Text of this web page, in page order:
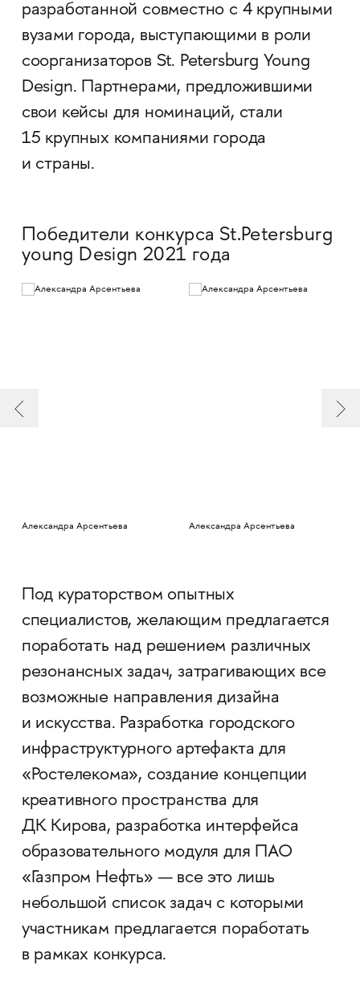
разработанной совместно с 4 крупными
вузами города, выступающими в роли
соорганизаторов St. Petersburg Young
Design. Партнерами, предложившими
свои кейсы для номинаций, стали
15 крупных компаниями города
и страны.
Победители конкурса St.Petersburg
young Design 2021 года
Александра Арсентьева Александра Арсентьева
Под кураторством опытных
специалистов, желающим предлагается
поработать над решением различных
резонансных задач, затрагивающих все
возможные направления дизайна
и искусства. Разработка городского
инфраструктурного артефакта для
«Ростелекомa», создание концепции
креативного пространства для
ДК Кирова, разработка интерфейса
образовательного модуля для ПАО
«Газпром Нефть» — все это лишь
небольшой список задач с которыми
участникам предлагается поработать
в рамках конкурса.